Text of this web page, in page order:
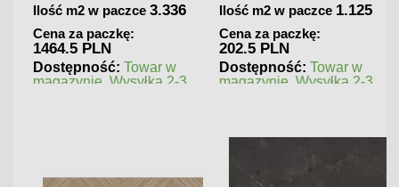
Ilość m2 w paczce 3.336
Cena za paczkę:
1464.5 PLN
Dostępność: Towar w
magazynie. Wysyłka 2-3
Ilość m2 w paczce 1.125
Cena za paczkę:
202.5 PLN
Dostępność: Towar w
magazynie. Wysyłka 2-3